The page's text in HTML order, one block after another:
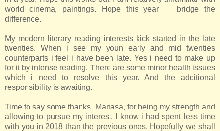
world cinema, paintings. Hope this year i bridge the
difference.
My modern literary reading interests kick started in the late
twenties. When i see my youn early and mid twenties
counterparts i feel i have been late. Yes i need to make up
for it by intense reading. There are some minor health issues
which i need to resolve this year. And the additional
responsibility is awaiting.
Time to say some thanks. Manasa, for being my strength and
allowing to pursue my interest. I know i had spent less time
with you in 2018 than the previous ones. Hopefully we shall